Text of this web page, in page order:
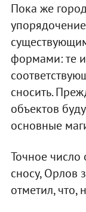
Пока же
формами: те
сносить.
объектов
основные
Точное число
сносу, Орлов
отметил, что,